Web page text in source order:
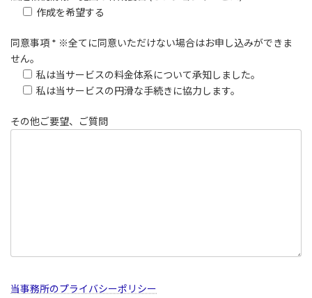
作成を希望する
同意事項 * ※全てに同意いただけない場合はお申し込みができま
せん。
私は当サービスの料金体系について承知しました。
私は当サービスの円滑な手続きに協力します。
その他ご要望、ご質問
当事務所のプライバシーポリシー